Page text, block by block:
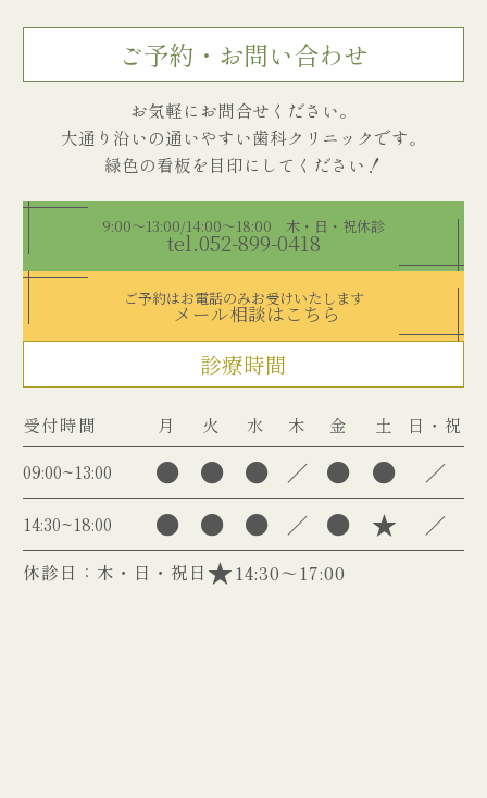
ご予約・お問い合わせ
お気軽にお問合せください。
大通り沿いの通いやすい歯科クリニックです。
9:00～13:00/14:00～18:00 木・日・祝休診
tel.052-899-0418
ご予約はお電話のみお受けいたします
メール相談はこちら
診療時間
受付時間 月 火 水 木 金 土
日・祝
09:00~13:00
● ● ● ／ ● ● ／
14:30~18:00 ● ● ● ／ ● ★ ／
休診日：木・日・祝日 14:30～17:00